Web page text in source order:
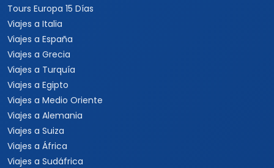
Tours Europa 15 Días
Viajes a Italia
Viajes a España
Viajes a Grecia
Viajes a Turquía
Viajes a Egipto
Viajes a Medio Oriente
Viajes a Alemania
Viajes a Suiza
Viajes a África
Viajes a Sudáfrica